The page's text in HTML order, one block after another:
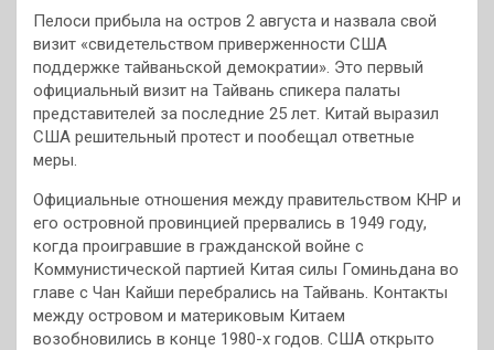
Пелоси прибыла на остров 2 августа и назвала свой
визит «свидетельством приверженности США
поддержке тайваньской демократии». Это первый
официальный визит на Тайвань спикера палаты
представителей за последние 25 лет. Китай выразил
США решительный протест и пообещал ответные
меры.
Официальные отношения между правительством КНР и
его островной провинцией прервались в 1949 году,
когда проигравшие в гражданской войне с
Коммунистической партией Китая силы Гоминьдана во
главе с Чан Кайши перебрались на Тайвань. Контакты
между островом и материковым Китаем
возобновились в конце 1980-х годов. США открыто